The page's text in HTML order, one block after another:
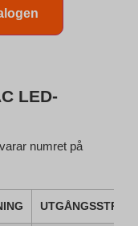
LED-
numret på
UTGÅNGSSTRÖM